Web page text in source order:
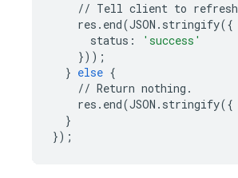
// Tell client to refresh
res . end(JSON . stringify({
status :
'success'
}));
} else {
// Return nothing .
res . end(JSON . stringify({
}
});